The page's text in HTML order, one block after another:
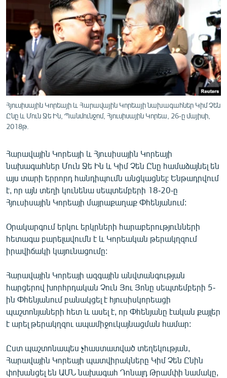
ՄԻՋԱԶԳԱՅԻՆ
ՄՇԱԿՈՒՅԹ
ՍՊՈՐՏ
ՄԵԿՆԱԲԱՆՈՒԹՅՈՒՆ
ՏՏ ԵՒ ԻՆՏԵՐՆԵՏ
ԱՐԽԻՎ
ԲԱՆԱՎԵՃ
ՁԳՏԵԼՈՎ ԼԱՎԱԳՈՒՅՆԻՆ
ՓՈԴՔԱՍԹ
English
Русский
ՀԵՏԵՎԵՔ ՄԵԶ
«Ազատության» բոլոր կայքերը
Հյուսիսային Կորեայի և Հարավային Կորեայի նախագահներ Կիմ Չեն
Ընը և Մուն Ջե Ին, Պանմունջոմ, Հյուսիսային Կորեա, 26-ը մայիսի,
2018թ.
Հարավային Կորեայի և Հյուսիսային Կորեայի
նախագահներ Մուն Ջե Ին և Կիմ Չեն Ընը համաձայնել են
այս տարի երրորդ հանդիպումն անցկացնել: Ենթադրվում
է, որ այն տեղի կունենա սեպտեմբերի 18-20-ը
Հյուսիսային Կորեայի մայրաքաղաք Փհենյանում:
Օրակարգում երկու երկրների հարաբերությունների
հետագա բարելավումն է և Կորեական թերակղզում
իրավիճակի կայունացումը:
Հարավային Կորեայի ազգային անվտանգության
հարցերով խորհրդական Չուն Յու Յոնը սեպտեմբերի 5-
ին Փհենյանում բանակցել է հյուսիսկորեացի
պաշտոնյաների հետ և ասել է, որ Փհենյանը էական քայլեր
է արել թերակղզու ապամիջուկայնացման համար:
Ըստ պաշտոնապես չհաստատված տեղեկության,
Հարավային Կորեայի պատվիրակները Կիմ Չեն Ընին
փոխանցել են ԱՄՆ նախագահ Դոնալդ Թրամփի նամակը,